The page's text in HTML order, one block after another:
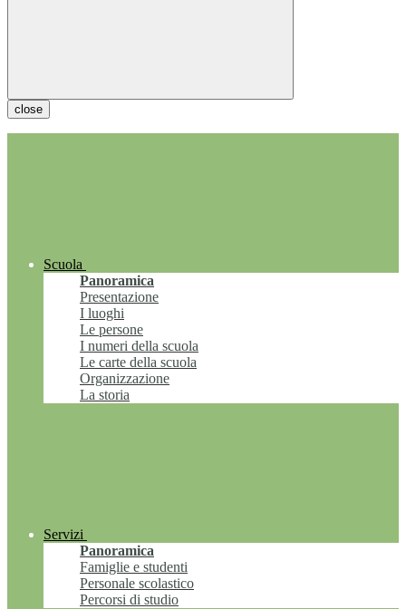
close
Scuola
Panoramica
Presentazione
I luoghi
Le persone
I numeri della scuola
Le carte della scuola
Organizzazione
La storia
Servizi
Panoramica
Famiglie e studenti
Personale scolastico
Percorsi di studio